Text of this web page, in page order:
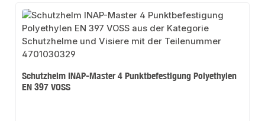
Schutzhelm INAP-Master 4 Punktbefestigung Polyethylen
EN 397 VOSS